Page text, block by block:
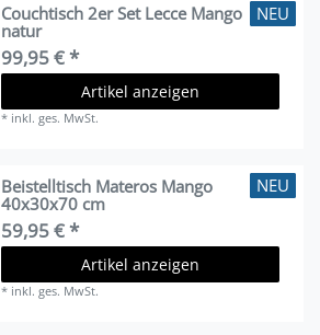
NEU
Couchtisch 2er Set Lecce Mango
natur
99,95 € *
Artikel anzeigen
* inkl. ges. MwSt.
NEU
Beistelltisch Materos Mango
40x30x70 cm
59,95 € *
Artikel anzeigen
* inkl. ges. MwSt.